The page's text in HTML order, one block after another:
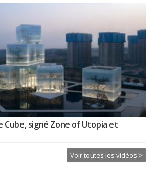
Cube, signé Zone of Utopia et
Voir toutes les vidéos >